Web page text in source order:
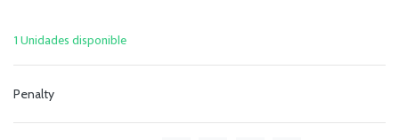
1 Unidades disponible
Penalty